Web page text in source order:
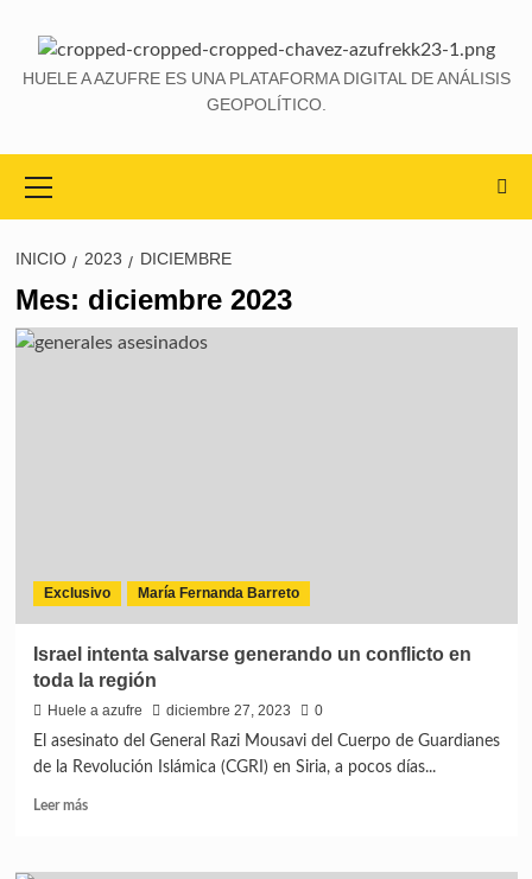
HUELE A AZUFRE ES UNA PLATAFORMA DIGITAL DE ANÁLISIS
GEOPOLÍTICO.
INICIO 2023 DICIEMBRE
Mes: diciembre 2023
Exclusivo María Fernanda Barreto
​​Israel intenta salvarse generando un conflicto en
toda la región
Huele a azufre diciembre 27, 2023
0
El asesinato del General Razi Mousavi del Cuerpo de Guardianes
de la Revolución Islámica (CGRI) en Siria, a pocos días...
Leer más